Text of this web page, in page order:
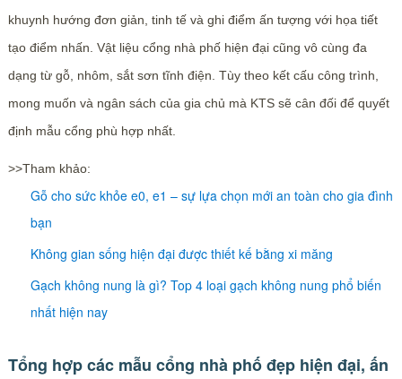
khuynh hướng đơn giản, tinh tế và ghi điểm ấn tượng với họa tiết
tạo điểm nhấn. Vật liệu cổng nhà phố hiện đại cũng vô cùng đa
dạng từ gỗ, nhôm, sắt sơn tĩnh điện. Tùy theo kết cấu công trình,
mong muốn và ngân sách của gia chủ mà KTS sẽ cân đối để quyết
định mẫu cổng phù hợp nhất.
>>Tham khảo:
Gỗ cho sức khỏe e0, e1 – sự lựa chọn mới an toàn cho gia đình
bạn
Không gian sống hiện đại được thiết kế bằng xi măng
Gạch không nung là gì? Top 4 loại gạch không nung phổ biến
nhất hiện nay
Tổng hợp các mẫu cổng nhà phố đẹp hiện đại, ấn